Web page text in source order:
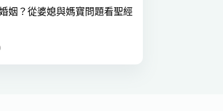
姻？從婆媳與媽寶問題看聖經